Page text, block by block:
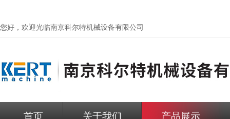
您好，欢迎光临南京科尔特机械设备有限公司
首页 关于我们 产品展示